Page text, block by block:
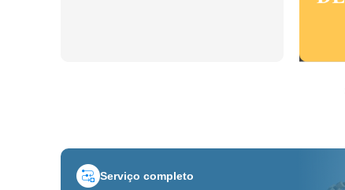
Serviço completo